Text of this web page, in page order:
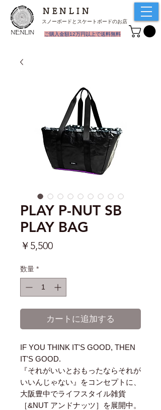
スノーボードとスケートボードのお店
NENLIN
​ご購入金額12万円以上で送料無料
PLAY P-NUT SB
PLAY BAG
￥5,500価
数量 *
カートに追加する
IF YOU THINK IT'S GOOD, THEN
IT'S GOOD.
『それがいいとおもったならそれが
いいんじゃない』をコンセプトに、
大阪豊中でライフスタイル雑貨
［&NUT アンドナッツ］を展開中。